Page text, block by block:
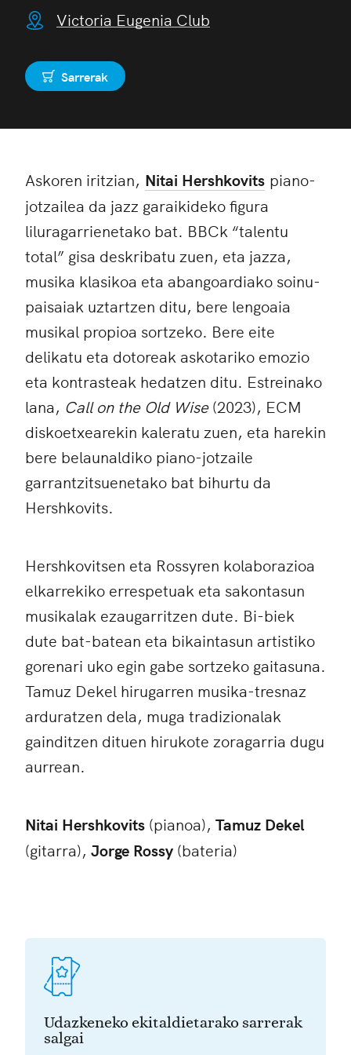
Victoria Eugenia Club
ErosiSarrerak
Askoren iritzian, Nitai Hershkovits piano-
jotzailea da jazz garaikideko figura
liluragarrienetako bat. BBCk “talentu
total” gisa deskribatu zuen, eta jazza,
musika klasikoa eta abangoardiako soinu-
paisaiak uztartzen ditu, bere lengoaia
musikal propioa sortzeko. Bere eite
delikatu eta dotoreak askotariko emozio
eta kontrasteak hedatzen ditu. Estreinako
lana, Call on the Old Wise(2023), ECM
diskoetxearekin kaleratu zuen, eta harekin
bere belaunaldiko piano-jotzaile
garrantzitsuenetako bat bihurtu da
Hershkovits.
Hershkovitsen eta Rossyren kolaborazioa
elkarrekiko errespetuak eta sakontasun
musikalak ezaugarritzen dute. Bi-biek
dute bat-batean eta bikaintasun artistiko
gorenari uko egin gabe sortzeko gaitasuna.
Tamuz Dekel hirugarren musika-tresnaz
arduratzen dela, muga tradizionalak
gainditzen dituen hirukote zoragarria dugu
aurrean.
Nitai Hershkovits (pianoa), Tamuz Dekel
(gitarra), Jorge Rossy (bateria)
Udazkeneko ekitaldietarako sarrerak
salgai